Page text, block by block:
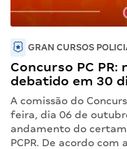
GRAN CURSOS
Concurso PC
debatido em 30
A comissão do
feira, dia 06 de
andamento do
PCPR. De acordo